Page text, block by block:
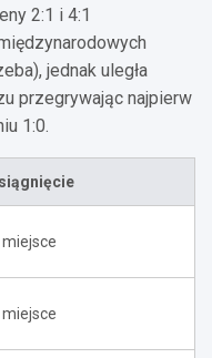
2:1 i 4:1
jednak uległa
przegrywając najpierw
1:0.
miejsce
miejsce